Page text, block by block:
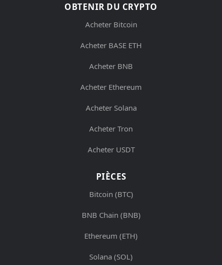
OBTENIR DU CRYPTO
Acheter Bitcoin
Acheter BASE ETH
Acheter BNB
Acheter Ethereum
Acheter Solana
Acheter Tron
Acheter USDT
PIÈCES
Bitcoin (BTC)
BNB Chain (BNB)
Ethereum (ETH)
Solana (SOL)